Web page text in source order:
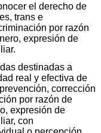
el derecho de
trans e
por razón
expresión de
destinadas a
real y efectiva de
corrección
por razón de
expresión de
con